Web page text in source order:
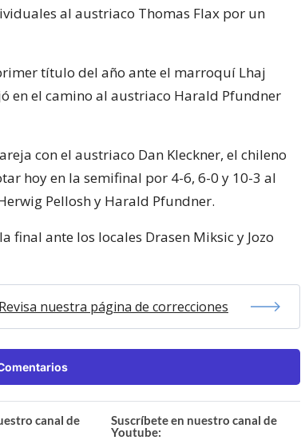
al austriaco Thomas Flax por un
título del año ante el marroquí Lhaj
en el camino al austriaco Harald Pfundner
con el austriaco Dan Kleckner, el chileno
hoy en la semifinal por 4-6, 6-0 y 10-3 al
Pellosh y Harald Pfundner.
final ante los locales Drasen Miksic y Jozo
Revisa nuestra página de correcciones
canal de
Suscríbete en nuestro canal de
Youtube: